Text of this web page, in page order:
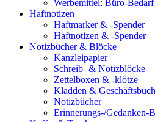
Werbemittel: Büro-Bedarf
Haftnotizen
Haftmarker & -Spender
Haftnotizen & -Spender
Notizbücher & Blöcke
Kanzleipapier
Schreib- & Notizblöcke
Zettelboxen & -klötze
Kladden &
Notizbücher
Erinnerungs-/Gedanken-